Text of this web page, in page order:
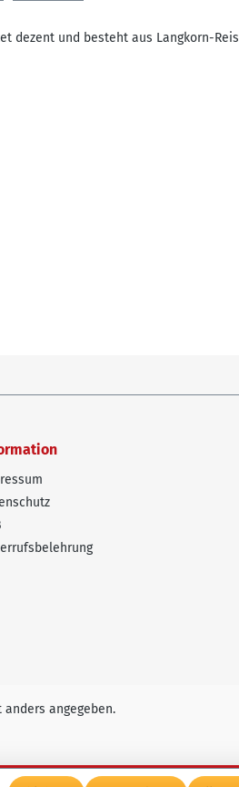
dezent und besteht aus Langkorn-Reis
anders angegeben.